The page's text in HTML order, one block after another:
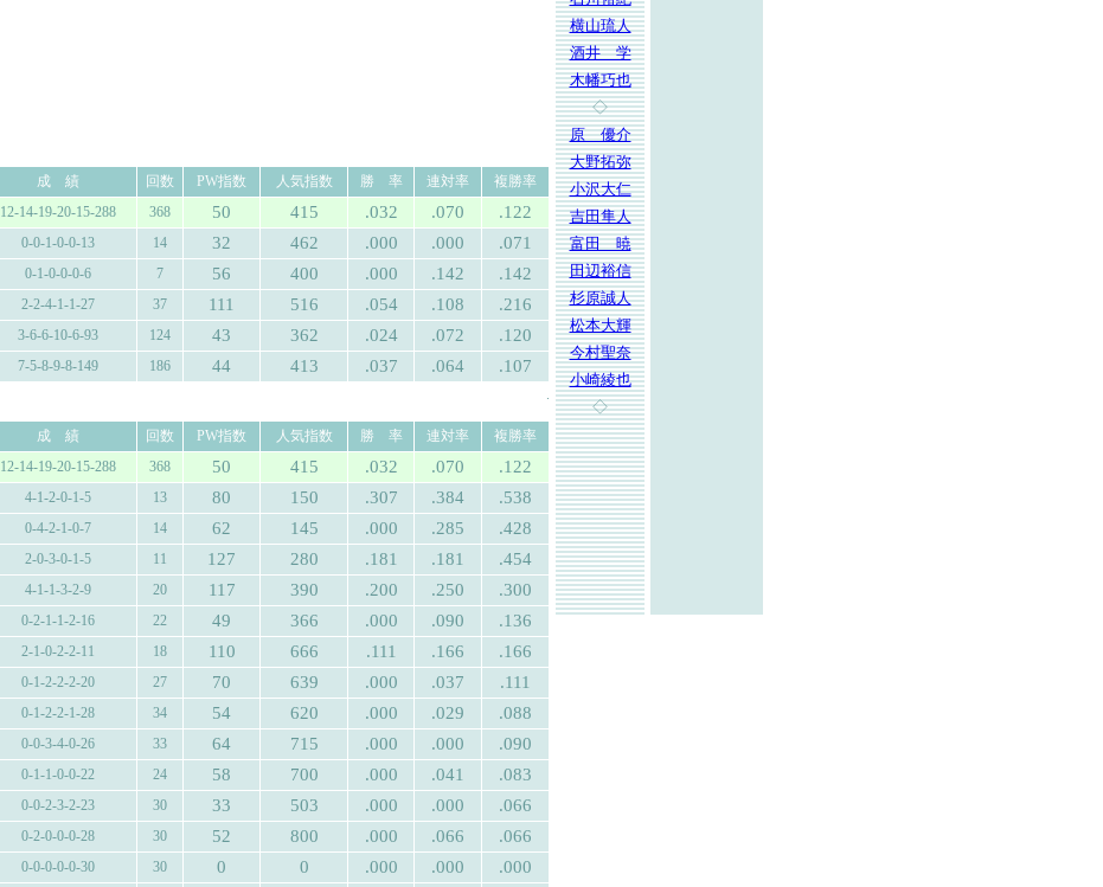
成 績 回数 PW指数 人気指数 勝 率 連対率
複勝率
12-14-19-20-15-288 368 50 415 .032 .070 .122
0-0-1-0-0-13 14 32 462 .000 .000 .071
0-1-0-0-0-6 7 56 400 .000 .142 .142
2-2-4-1-1-27 37 111 516 .054 .108 .216
3-6-6-10-6-93 124 43 362 .024 .072 .120
7-5-8-9-8-149 186 44 413 .037 .064 .107
.
成 績 回数 PW指数 人気指数 勝 率 連対率
複勝率
12-14-19-20-15-288 368 50 415 .032 .070 .122
4-1-2-0-1-5 13 80 150 .307 .384 .538
0-4-2-1-0-7 14 62 145 .000 .285 .428
2-0-3-0-1-5 11 127 280 .181 .181 .454
4-1-1-3-2-9 20 117 390 .200 .250 .300
0-2-1-1-2-16 22 49 366 .000 .090 .136
2-1-0-2-2-11 18 110 666 .111 .166 .166
0-1-2-2-2-20 27 70 639 .000 .037 .111
0-1-2-2-1-28 34 54 620 .000 .029 .088
0-0-3-4-0-26 33 64 715 .000 .000 .090
0-1-1-0-0-22 24 58 700 .000 .041 .083
0-0-2-3-2-23 30 33 503 .000 .000 .066
0-2-0-0-0-28 30 52 800 .000 .066 .066
0-0-0-0-0-30 30 0 0 .000 .000 .000
横山琉人
酒井 学
木幡巧也
◇
原 優介
大野拓弥
小沢大仁
吉田隼人
富田 暁
田辺裕信
杉原誠人
松本大輝
今村聖奈
小崎綾也
◇